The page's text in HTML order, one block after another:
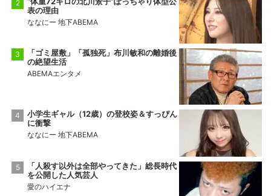
表の理由
ななにー 地下ABEMA
「ゴミ屋敷」「孤独死」布川敏和の離婚後
の絶望生活
ABEMAエンタメ
小学生ギャル（12歳）の登校姿＆すっぴん
に衝撃
ななにー 地下ABEMA
「人殺す以外は全部やってきた」総長時代
を公開した人気芸人
愛のハイエナ